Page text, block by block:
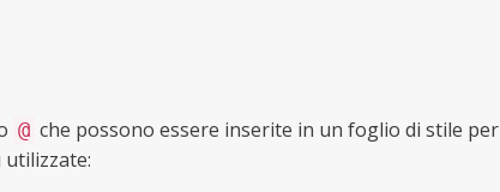
@ che possono essere inserite in un foglio di stile per